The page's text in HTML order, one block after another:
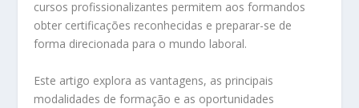
cursos profissionalizantes permitem aos formandos
obter certificações reconhecidas e preparar-se de
forma direcionada para o mundo laboral.
Este artigo explora as vantagens, as principais
modalidades de formação e as oportunidades